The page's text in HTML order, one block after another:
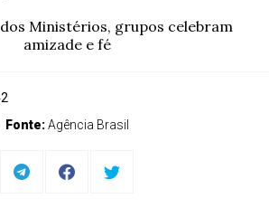
Ministérios, grupos celebram
amizade e fé
Fonte:Agência Brasil